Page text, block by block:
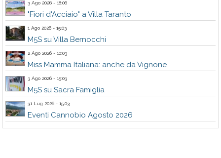
3 Ago 2026 - 18:06
"Fiori d'Acciaio" a Villa Taranto
1 Ago 2026 - 15:03
M5S su Villa Bernocchi
2 Ago 2026 - 10:03
Miss Mamma Italiana: anche da Vignone
3 Ago 2026 - 15:03
M5S su Sacra Famiglia
31 Lug 2026 - 15:03
Eventi Cannobio Agosto 2026